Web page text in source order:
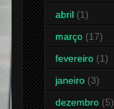
abril (1)
março (17)
fevereiro (1)
janeiro (3)
dezembro (5)